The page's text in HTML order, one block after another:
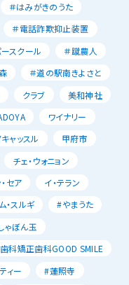
＃はみがきのうた
＃電話詐欺抑止装置
スクール
＃蹴農人
＃道の駅南きよさと
クラブ
美和神社
ワイナリー
ャッスル
甲府市
チェ・ウォニョン
セア
イ・テラン
・スルギ
#やまうた
ゃぼん玉
科矯正歯科GOOD SMILE
ィー
#蓮照寺